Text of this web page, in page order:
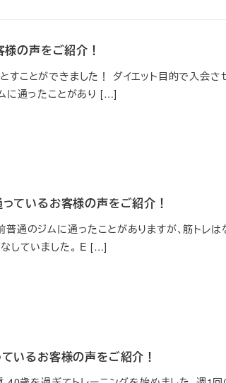
の声をご紹介！
すことができました！ ダイエット目的で入会さ
に通ったことがあり […]
いるお客様の声をご紹介！
通のジムに通ったことがありますが、筋トレは
していました。 E […]
いるお客様の声をご紹介！